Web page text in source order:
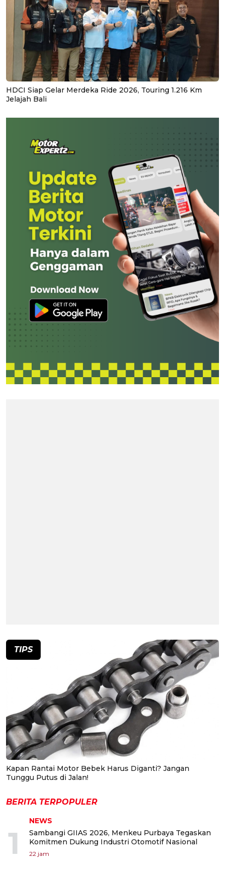
HDCI Siap Gelar Merdeka Ride 2026, Touring 1.216 Km
Jelajah Bali
TIPS
Kapan Rantai Motor Bebek Harus Diganti? Jangan
Tunggu Putus di Jalan!
BERITA TERPOPULER
1
NEWS
Sambangi GIIAS 2026, Menkeu Purbaya Tegaskan
Komitmen Dukung Industri Otomotif Nasional
22 jam